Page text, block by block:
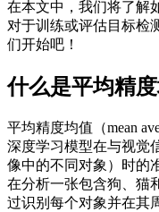
在本文中，我们将了解
对于训练或评估目标检
们开始吧！
什么是平均精
平均精度均值（mean
深度学习模型在与视觉
像中的不同对象）时的
在分析一张包含狗、猫
过识别每个对象并在其